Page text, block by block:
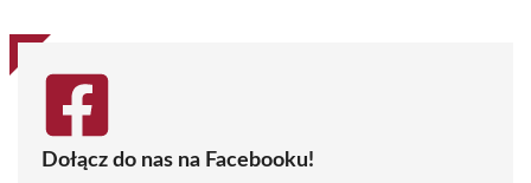
Dołącz do nas na Facebooku!